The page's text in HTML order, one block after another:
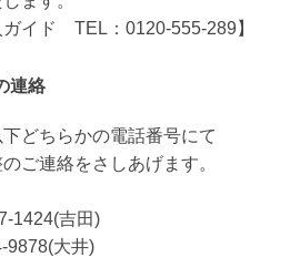
ガイド TEL：0120-555-289】
連絡
どちらかの電話番号にて
ご連絡をさしあげます。
1424(吉田)
9878(大井)